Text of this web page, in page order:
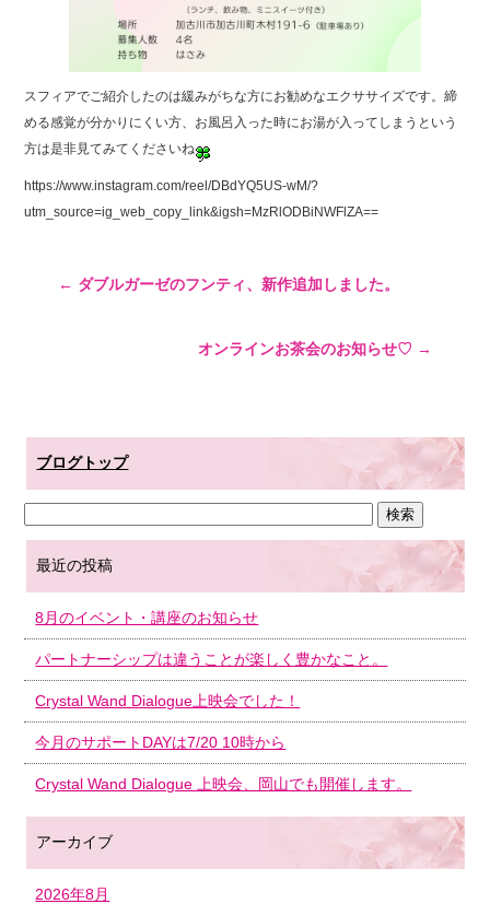
スフィアでご紹介したのは緩みがちな方にお勧めなエクササイズです。締
める感覚が分かりにくい方、お風呂入った時にお湯が入ってしまうという
方は是非見てみてくださいね
https://www.instagram.com/reel/DBdYQ5US-wM/?
utm_source=ig_web_copy_link&igsh=MzRlODBiNWFlZA==
← ダブルガーゼのフンティ、新作追加しました。
オンラインお茶会のお知らせ♡ →
ブログトップ
最近の投稿
8月のイベント・講座のお知らせ
パートナーシップは違うことが楽しく豊かなこと。
Crystal Wand Dialogue上映会でした！
今月のサポートDAYは7/20 10時から
Crystal Wand Dialogue 上映会、岡山でも開催します。
アーカイブ
2026年8月